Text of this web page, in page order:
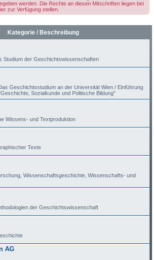
werden. Die Rechte an diesen Mitschriften liegen bei
zur Verfügung stellen.
Kategorie / Beschreibung
Studium der Geschichtswissenschaften
Geschichtsstudium an der Universität Wien / Einführung
Sozialkunde und Politische Bildung"
Wissens- und Textproduktion
Texte
Wissenschaftsgeschichte, Wissenschafts- und
der Geschichtswissenschaft
AG